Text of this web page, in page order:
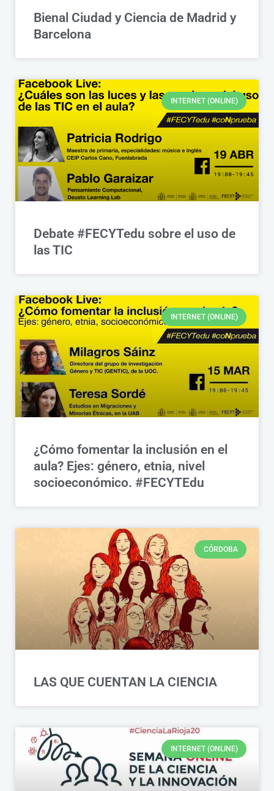
Bienal Ciudad y Ciencia de Madrid y
Barcelona
INTERNET (ONLINE)
Debate #FECYTedu sobre el uso de
las TIC
INTERNET (ONLINE)
¿Cómo fomentar la inclusión en el
aula? Ejes: género, etnia, nivel
socioeconómico. #FECYTEdu
CÓRDOBA
LAS QUE CUENTAN LA CIENCIA
INTERNET (ONLINE)